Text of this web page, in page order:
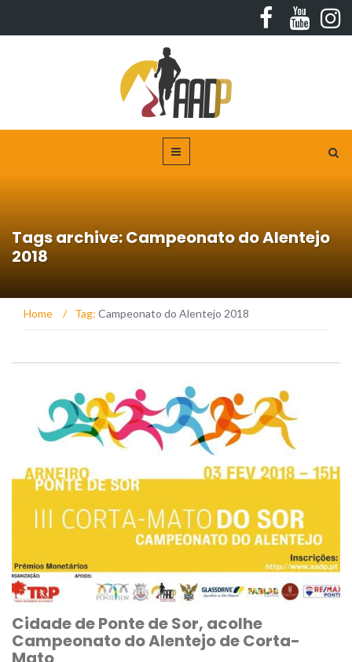
Tags archive: Campeonato do Alentejo
2018
Home / Tag: Campeonato do Alentejo 2018
Cidade de Ponte de Sor, acolhe
Campeonato do Alentejo de Corta-